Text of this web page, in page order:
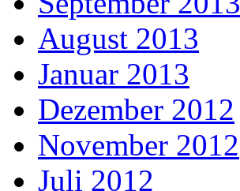
August 2013
Januar 2013
Dezember 2012
November 2012
Juli 2012